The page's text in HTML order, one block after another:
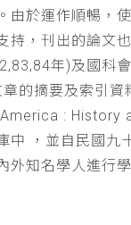
由於運作順暢，
持，刊出的論文
年)及國科
的摘要及索引資
: History
中 ，並自民國九
外知名學人進行